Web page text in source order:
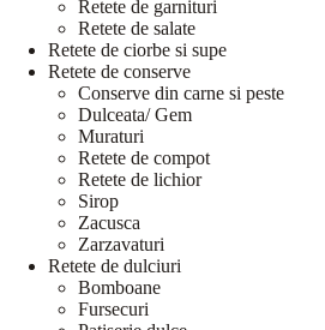
Retete de garnituri
Retete de salate
Retete de ciorbe si supe
Retete de conserve
Conserve din carne si peste
Dulceata/ Gem
Muraturi
Retete de compot
Retete de lichior
Sirop
Zacusca
Zarzavaturi
Retete de dulciuri
Bomboane
Fursecuri